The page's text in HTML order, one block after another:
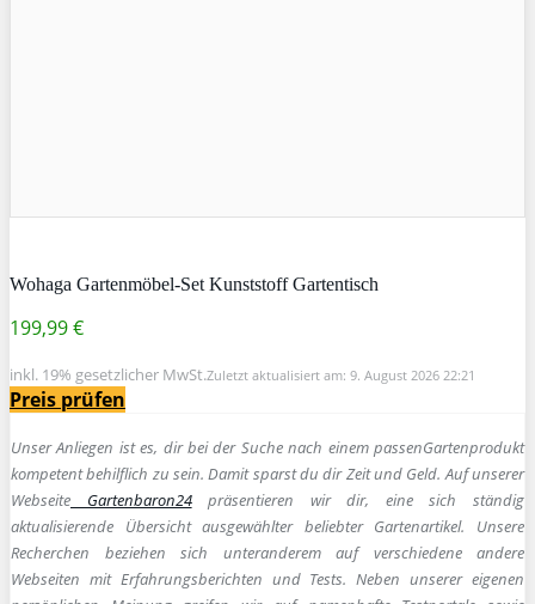
Wohaga Gartenmöbel-Set Kunststoff Gartentisch
199,99 €
inkl. 19% gesetzlicher MwSt.Zuletzt aktualisiert am: 9. August 2026 22:21
Preis prüfen
Unser Anliegen ist es, dir bei der Suche nach einem passenGartenprodukt
kompetent behilflich zu sein.Damit sparst du dir Zeit und Geld. Auf unserer
Webseite Gartenbaron24präsentieren wir dir, eine sich ständig
aktualisierende Übersicht ausgewählter beliebter Gartenartikel. Unsere
Recherchen beziehen sich unteranderem auf verschiedene andere
Webseiten mit Erfahrungsberichten und Tests. Neben unserer eigenen